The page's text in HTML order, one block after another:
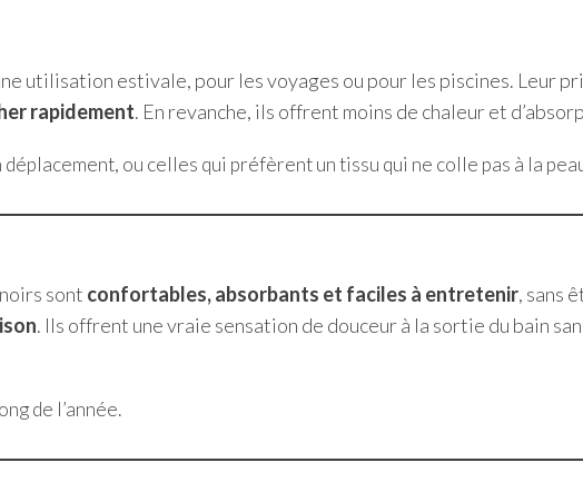
utilisation estivale, pour les voyages ou pour les piscines. Leur
rapidement. En revanche, ils offrent moins de chaleur et
ou celles qui préfèrent un tissu qui ne colle pas à la
sont confortables, absorbants et faciles à entretenir, sans
. Ils offrent une vraie sensation de douceur à la sortie du bain
de l’année.